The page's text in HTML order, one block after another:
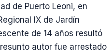
de Puerto Leoni, en
IX de Jardín
de 14 años resultó
autor fue arrestado